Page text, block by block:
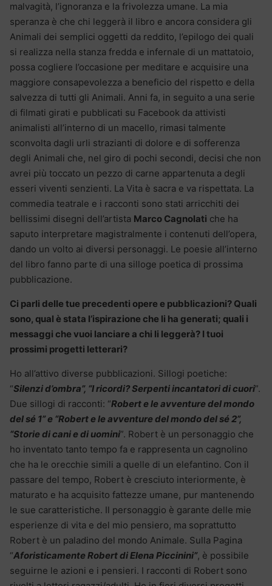
malvagità, l’ignoranza e la frivolezza umane. La mia
speranza è che chi leggerà il libro e ancora considera gli
Animali dei semplici oggetti da reddito, l’epilogo dei quali
si realizza nella stanza fredda e infernale di un mattatoio,
possa cogliere l’occasione per meditare e acquisire una
maggiore consapevolezza a beneficio del rispetto e della
salvezza di tutti gli Animali. Anni fa, in seguito a una serie
di filmati girati e pubblicati su Facebook da attivisti
animalisti all’interno di un macello, rimasi talmente
sconvolta dagli urli strazianti di dolore e di sofferenza
degli Animali che, nel giro di pochi secondi, decisi che non
avrei più toccato un pezzo di carne appartenuta a degli
esseri viventi senzienti. La Vita è sacra e va rispettata. La
commedia teatrale e i racconti sono stati arricchiti dei
bellissimi disegni dell’artista Marco Cagnolati che ha
saputo interpretare magistralmente i contenuti dell’opera,
dando un volto ai diversi personaggi. Le poesie all’interno
del libro fanno parte di una silloge poetica di prossima
pubblicazione.
Ci parli delle tue precedenti opere e pubblicazioni? Quali
sono, qual è stata l’ispirazione che li ha generati; quali i
messaggi che vuoi lanciare a chi li leggerà? I tuoi
prossimi progetti letterari?
Ho all’attivo diverse pubblicazioni. Sillogi poetiche:
“Silenzi d’ombra”, “I ricordi? Serpenti incantatori di cuori”.
Due sillogi di racconti: “Robert e le avventure del mondo
del sé 1” e “Robert e le avventure del mondo del sé 2”,
“Storie di cani e di uomini”. Robert è un personaggio che
ho inventato tanto tempo fa e rappresenta un cagnolino
che ha le orecchie simili a quelle di un elefantino. Con il
passare del tempo, Robert è cresciuto interiormente, è
maturato e ha acquisito fattezze umane, pur mantenendo
le sue caratteristiche. Il personaggio è garante delle mie
esperienze di vita e del mio pensiero, ma soprattutto
Robert è un paladino del mondo Animale. Sulla Pagina
“Aforisticamente Robert di Elena Piccinini”, è possibile
seguirne le azioni e i pensieri. I racconti di Robert sono